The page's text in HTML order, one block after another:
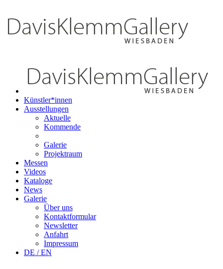
Künstler*innen
Ausstellungen
Aktuelle
Kommende
Galerie
Projektraum
Messen
Videos
Kataloge
News
Galerie
Über uns
Kontaktformular
Newsletter
Anfahrt
Impressum
DE / EN